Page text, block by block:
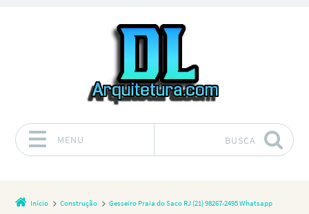
MENU BUSCA
Início Construção Gesseiro Praia do Saco RJ (21) 98267-2495 Whatsapp